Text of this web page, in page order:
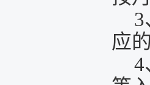
3
应
4